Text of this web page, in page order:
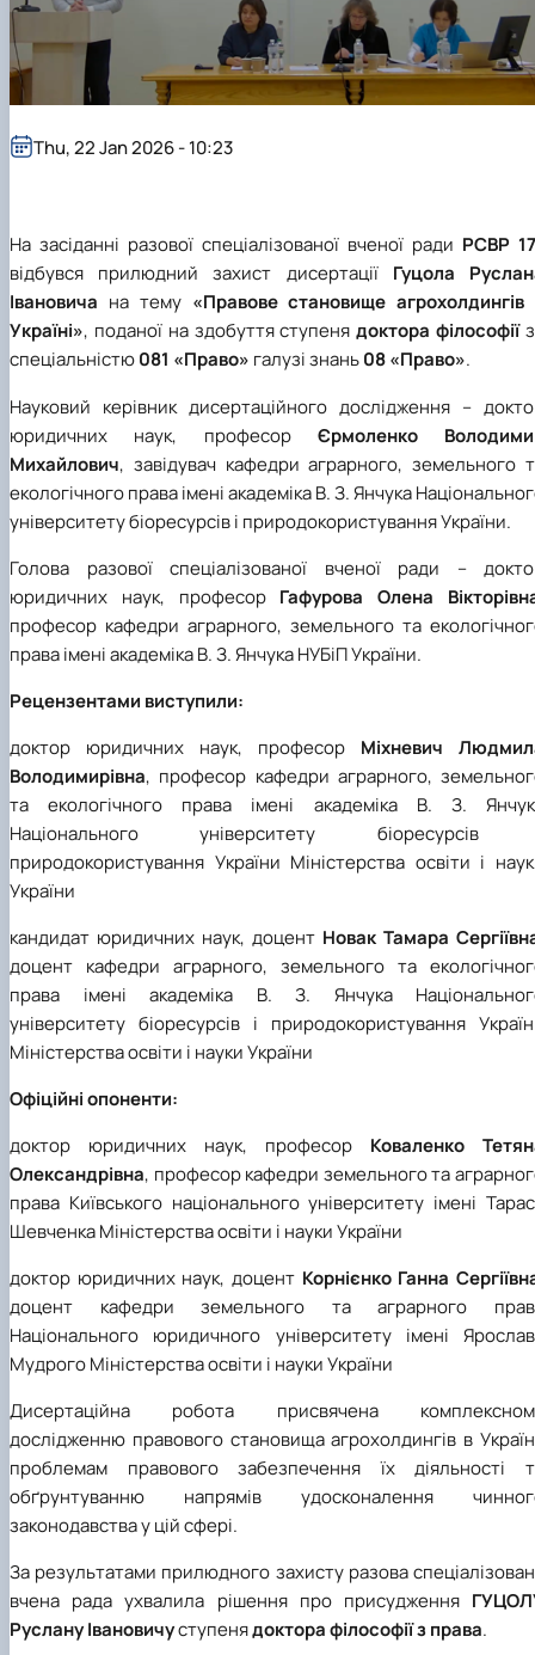
На засіданні разової спеціалізованої вченої ради РСВР
відбувся прилюдний захист дисертації Гуцола
Івановича на тему «Правове становище агрохолдингів
Україні», поданої на здобуття ступенядоктора філософії
спеціальністю081 «Право» галузі знань08 «Право».
Науковий керівник дисертаційного дослідження –
юридичних наук, професор Єрмоленко
Михайлович, завідувач кафедри аграрного, земельного
екологічного права імені академіка В. З. Янчука
університету біоресурсів і природокористування України.
Голова разової спеціалізованої вченої ради –
юридичних наук, професор Гафурова Олена
професор кафедри аграрного, земельного та
права імені академіка В. З. Янчука НУБіП України.
Рецензентами виступили:
доктор юридичних наук, професор Міхневич
Володимирівна, професор кафедри аграрного,
та екологічного права імені академіка В. З.
Національного університету біоресурсів
природокористування України Міністерства освіти і
України
кандидат юридичних наук, доцент Новак Тамара
доцент кафедри аграрного, земельного та
права імені академіка В. З. Янчука
університету біоресурсів і природокористування
Міністерства освіти і науки України
Офіційні опоненти:
доктор юридичних наук, професор Коваленко
Олександрівна, професор кафедри земельного та
права Київського національного університету імені
Шевченка Міністерства освіти і науки України
доктор юридичних наук, доцент Корнієнко Ганна
доцент кафедри земельного та аграрного
Національного юридичного університету імені
Мудрого Міністерства освіти і науки України
Дисертаційна робота присвячена
дослідженню правового становища агрохолдингів в
проблемам правового забезпечення їх діяльності
обґрунтуванню напрямів удосконалення
законодавства у цій сфері.
За результатами прилюдного захисту разова
вчена рада ухвалила рішення про присудження
Руслану Івановичуступенядоктора філософії з права.
Thu, 22 Jan 2026 - 10:23